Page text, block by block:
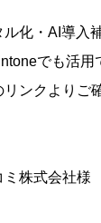
ル化・AI導入
でも活用
ンクよりご
ミ株式会社様